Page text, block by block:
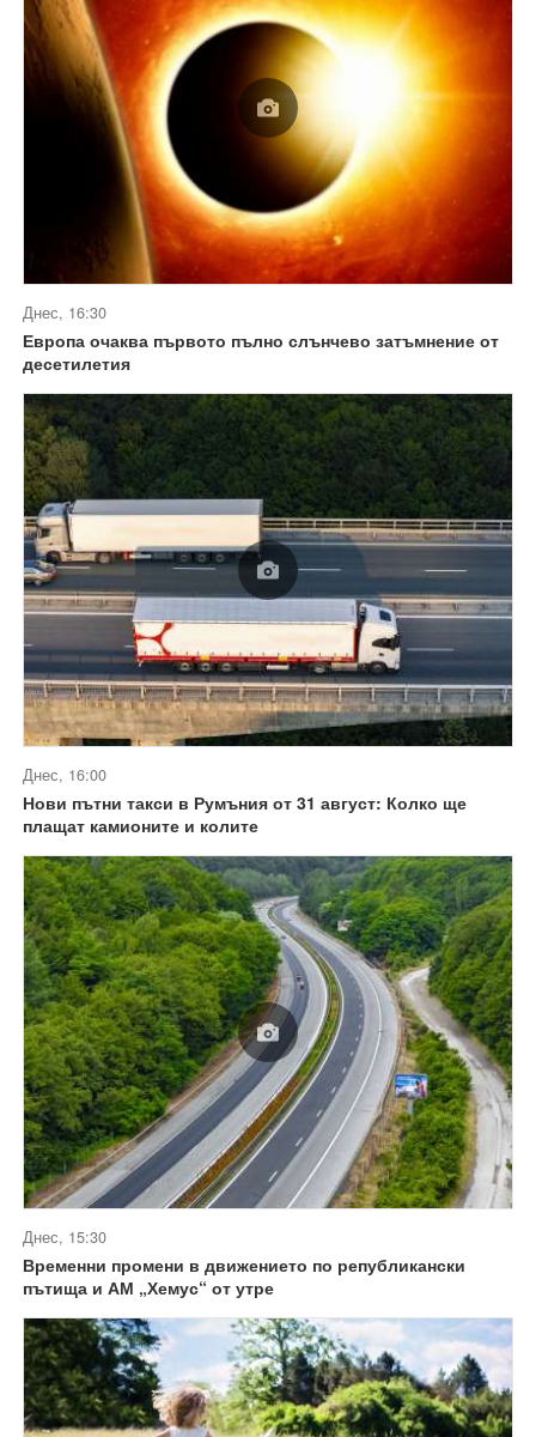
Днес, 16:30
Европа очаква първото пълно слънчево затъмнение от
десетилетия
Днес, 16:00
Нови пътни такси в Румъния от 31 август: Колко ще
плащат камионите и колите
Днес, 15:30
Временни промени в движението по републикански
пътища и АМ „Хемус“ от утре